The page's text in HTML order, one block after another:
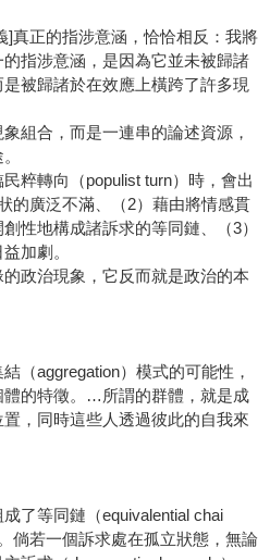
真正的指涉意涵，恰恰相反：我將
指涉意涵，是因為它並未被歸諸
被歸諸於在效應上橫跨了許多現
組合，而是一連串的論述資源，
粹轉向（populist turn）時，會出
的廣泛不滿、（2）藉由將情感貫
性地構成諸訴求的等同鏈、（3）
加劇。
政治現象，它反而就是政治的本
（aggregation）模式的可能性，
的特徵。…所謂的群體，就是成
，同時這些人透過彼此的自我來
了等同鏈（equivalential chai
倘若一個訴求處在孤立狀態，無論